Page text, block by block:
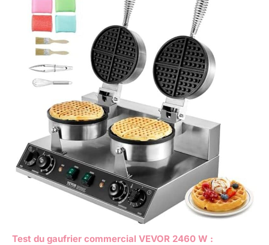
Test du gaufrier commercial VEVOR 2460 W :